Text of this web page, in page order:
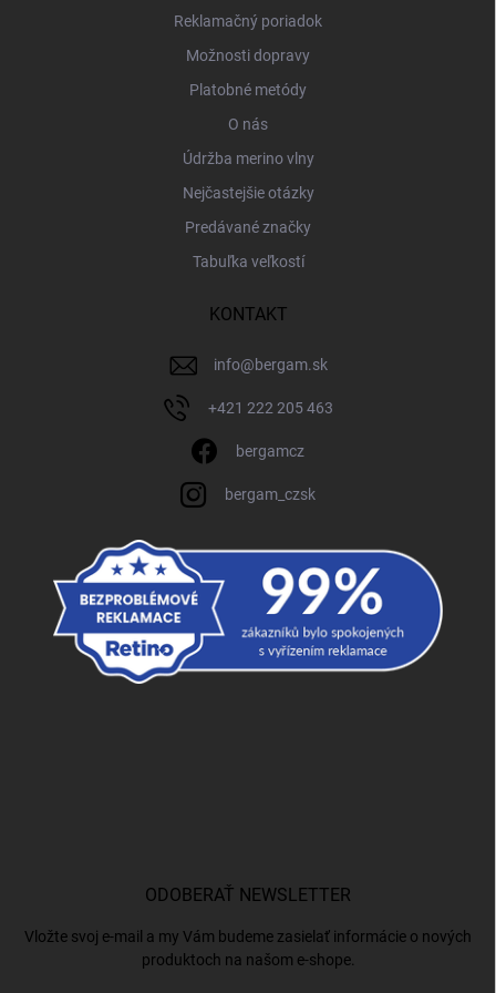
Reklamačný poriadok
Možnosti dopravy
Platobné metódy
O nás
Údržba merino vlny
Nejčastejšie otázky
Predávané značky
Tabuľka veľkostí
KONTAKT
info@bergam.sk
+421 222 205 463
bergamcz
bergam_czsk
ODOBERAŤ NEWSLETTER
Vložte svoj e-mail a my Vám budeme zasielať informácie o nových
produktoch na našom e-shope.